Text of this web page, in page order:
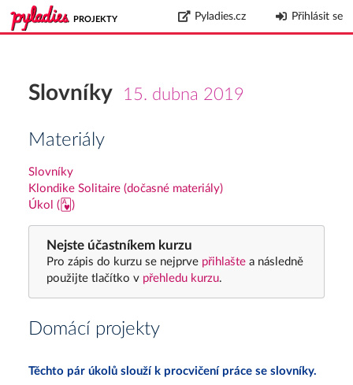
PROJEKTY Pyladies.cz Přihlásit se
Slovníky 15. dubna 2019
Materiály
Slovníky
Klondike Solitaire (dočasné materiály)
Úkol (🂱)
Nejste účastníkem kurzu
Pro zápis do kurzu se nejprvepřihlašte a následně
použijte tlačítko vpřehledu kurzu.
Domácí projekty
Těchto pár úkolů slouží k procvičení práce se slovníky.